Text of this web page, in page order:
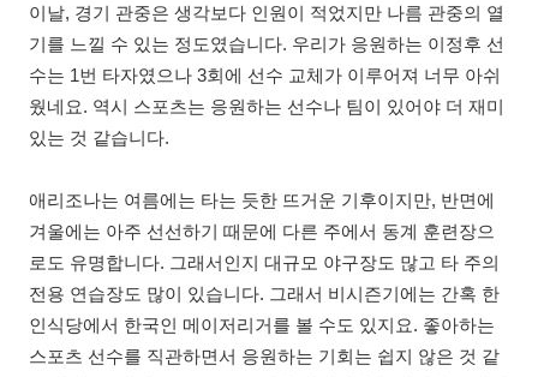
이날, 경기 관중은 생각보다 인원이 적었지만 나름 관중의 열
기를 느낄 수 있는 정도였습니다. 우리가 응원하는 이정후 선
수는 1번 타자였으나 3회에 선수 교체가 이루어져 너무 아쉬
웠네요. 역시 스포츠는 응원하는 선수나 팀이 있어야 더 재미
있는 것 같습니다.
애리조나는 여름에는 타는 듯한 뜨거운 기후이지만, 반면에
겨울에는 아주 선선하기 때문에 다른 주에서 동계 훈련장으
로도 유명합니다. 그래서인지 대규모 야구장도 많고 타 주의
전용 연습장도 많이 있습니다. 그래서 비시즌기에는 간혹 한
인식당에서 한국인 메이저리거를 볼 수도 있지요. 좋아하는
스포츠 선수를 직관하면서 응원하는 기회는 쉽지 않은 것 같